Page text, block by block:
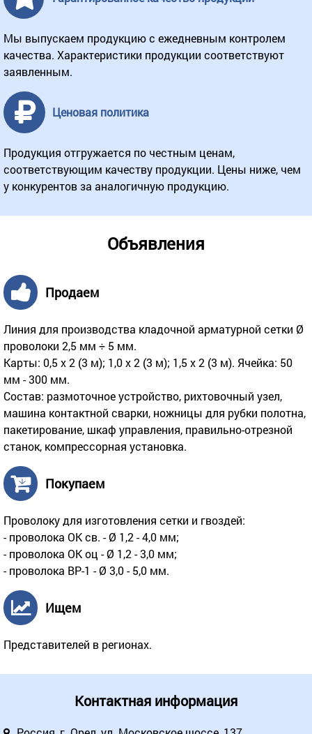
Мы выпускаем продукцию с ежедневным контролем
качества. Характеристики продукции соответствуют
заявленным.
Ценовая политика
Продукция отгружается по честным ценам,
соответствующим качеству продукции. Цены ниже, чем
у конкурентов за аналогичную продукцию.
Объявления
Продаем
Линия для производства кладочной арматурной сетки Ø
проволоки 2,5 мм ÷ 5 мм.
Карты: 0,5 х 2 (3 м); 1,0 х 2 (3 м); 1,5 х 2 (3 м). Ячейка: 50
мм - 300 мм.
Состав: размоточное устройство, рихтовочный узел,
машина контактной сварки, ножницы для рубки полотна,
пакетирование, шкаф управления, правильно-отрезной
станок, компрессорная установка.
Покупаем
Проволоку для изготовления сетки и гвоздей:
- проволока ОК св. - Ø 1,2 - 4,0 мм;
- проволока ОК оц - Ø 1,2 - 3,0 мм;
- проволока ВР-1 - Ø 3,0 - 5,0 мм.
Ищем
Представителей в регионах.
Контактная информация